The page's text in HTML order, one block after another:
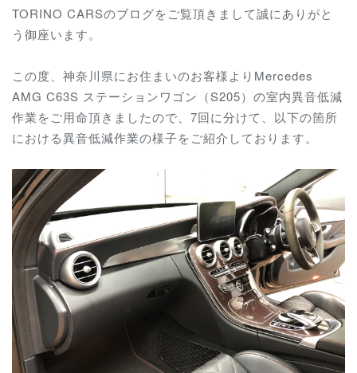
TORINO CARSのブログをご覧頂きまして誠にありがと
う御座います。
この度、神奈川県にお住まいのお客様よりMercedes
AMG C63S ステーションワゴン（S205）の室内異音低減
作業をご用命頂きましたので、7回に分けて、以下の箇所
における異音低減作業の様子をご紹介しております。